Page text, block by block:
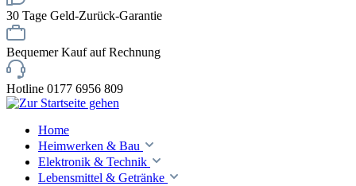
30 Tage Geld-Zurück-Garantie
Bequemer Kauf auf Rechnung
Hotline 0177 6956 809
Home
Heimwerken & Bau
Elektronik & Technik
Lebensmittel & Getränke